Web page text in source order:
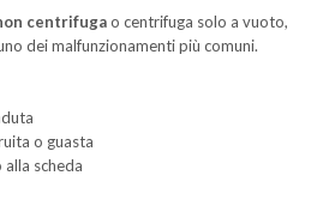
centrifugao centrifuga solo a vuoto,
dei malfunzionamenti più comuni.
o guasta
scheda